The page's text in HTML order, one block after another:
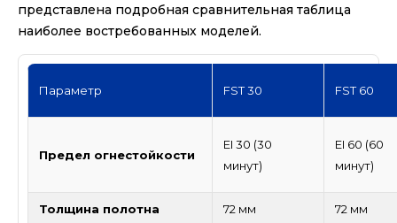
представлена подробная сравнительная таблица
наиболее востребованных моделей.
Параметр FST 30 FST 60
Предел огнестойкости
EI 30 (30
минут)
EI 60 (60
минут)
Толщина полотна 72 мм 72 мм